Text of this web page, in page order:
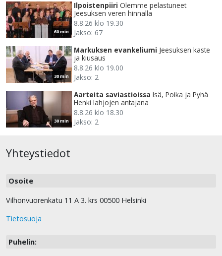
60 min
Ilpoistenpiiri Olemme pelastuneet
Jeesuksen veren hinnalla
8.8.26 klo 19.30
Jakso: 67
30 min
Markuksen evankeliumi Jeesuksen kaste
ja kiusaus
8.8.26 klo 19.00
Jakso: 2
30 min
Aarteita saviastioissa Isä, Poika ja Pyhä
Henki lahjojen antajana
8.8.26 klo 18.30
Jakso: 2
Yhteystiedot
Osoite
Vilhonvuorenkatu 11 A 3. krs 00500 Helsinki
Tietosuoja
Puhelin: